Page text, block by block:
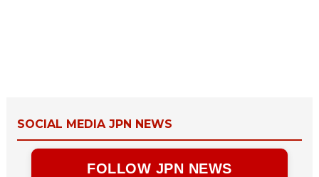
SOCIAL MEDIA JPN NEWS
FOLLOW JPN NEWS